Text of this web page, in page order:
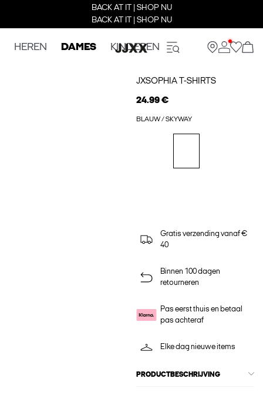
BACK AT IT | SHOP NU
BACK AT IT | SHOP NU
HEREN DAMES KINDEREN
JXSOPHIA T-SHIRTS
24.99 €
BLAUW / SKYWAY
Gratis verzending vanaf €
40
Binnen 100 dagen
retourneren
Pas eerst thuis en betaal
pas achteraf
Elke dag nieuwe items
PRODUCTBESCHRIJVING